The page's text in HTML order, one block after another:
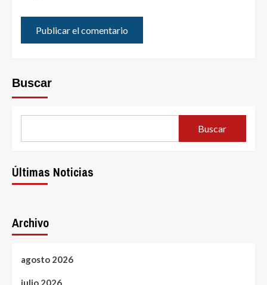
Buscar
Buscar
Últimas Noticias
Archivo
agosto 2026
julio 2026